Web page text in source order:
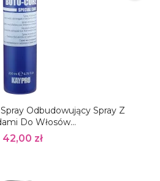
Odbudowujący Spray Z
Do Włosów...
42,00 zł